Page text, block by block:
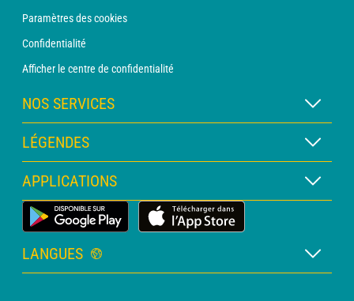
Paramètres des cookies
Confidentialité
Afficher le centre de confidentialité
NOS SERVICES
Abonnement METEO Xpert
Abonnement METEO PRO
Consultation avec un prévisionniste
Bulletin PRO
LÉGENDES
Légende des cartes
Légende des pictogrammes
Glossaire
APPLICATIONS
Application Météo Terrestre
LANGUES